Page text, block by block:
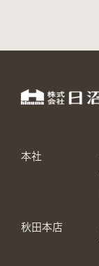
本社
秋田本店